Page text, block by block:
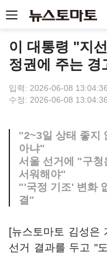
이 대통령 "지
정권에 주는 경
입력: 2026-06-08 13:04:36
수정: 2026-06-08 13:04:36
"2~3일 상태 좋지
아냐"
서울 선거에 "구
서워해야"
"'국정 기조' 변화
결"
[뉴스토마토 김성은
선거 결과를 두고 "